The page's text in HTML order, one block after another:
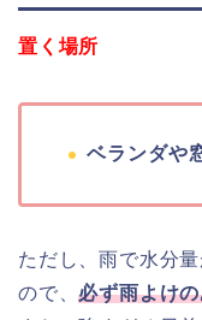
置く場所
ベランダや
ただし、雨で水分
ので、必ず雨よけ